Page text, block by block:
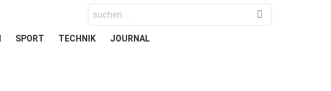
for:
SPORT TECHNIK JOURNAL